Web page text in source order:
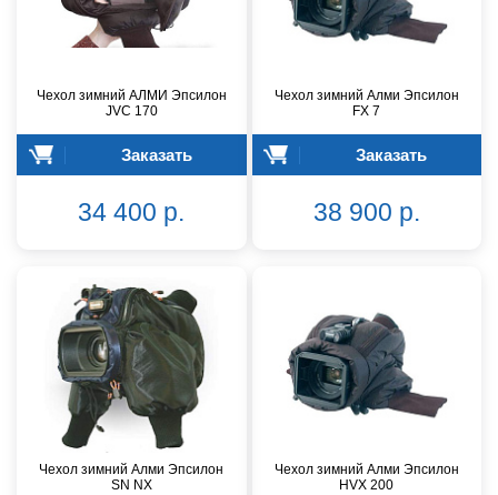
Чехол зимний АЛМИ Эпсилон
JVC 170
Заказать
34 400 р.
Чехол зимний Алми Эпсилон
FX 7
Заказать
38 900 р.
Чехол зимний Алми Эпсилон
SN NX
Чехол зимний Алми Эпсилон
HVX 200